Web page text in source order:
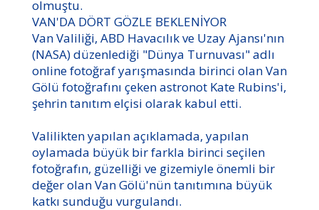
olmuştu.
VAN'DA DÖRT GÖZLE BEKLENİYOR
Van Valiliği, ABD Havacılık ve Uzay Ajansı'nın
(NASA) düzenlediği "Dünya Turnuvası" adlı
online fotoğraf yarışmasında birinci olan Van
Gölü fotoğrafını çeken astronot Kate Rubins'i,
şehrin tanıtım elçisi olarak kabul etti.
Valilikten yapılan açıklamada, yapılan
oylamada büyük bir farkla birinci seçilen
fotoğrafın, güzelliği ve gizemiyle önemli bir
değer olan Van Gölü'nün tanıtımına büyük
katkı sunduğu vurgulandı.